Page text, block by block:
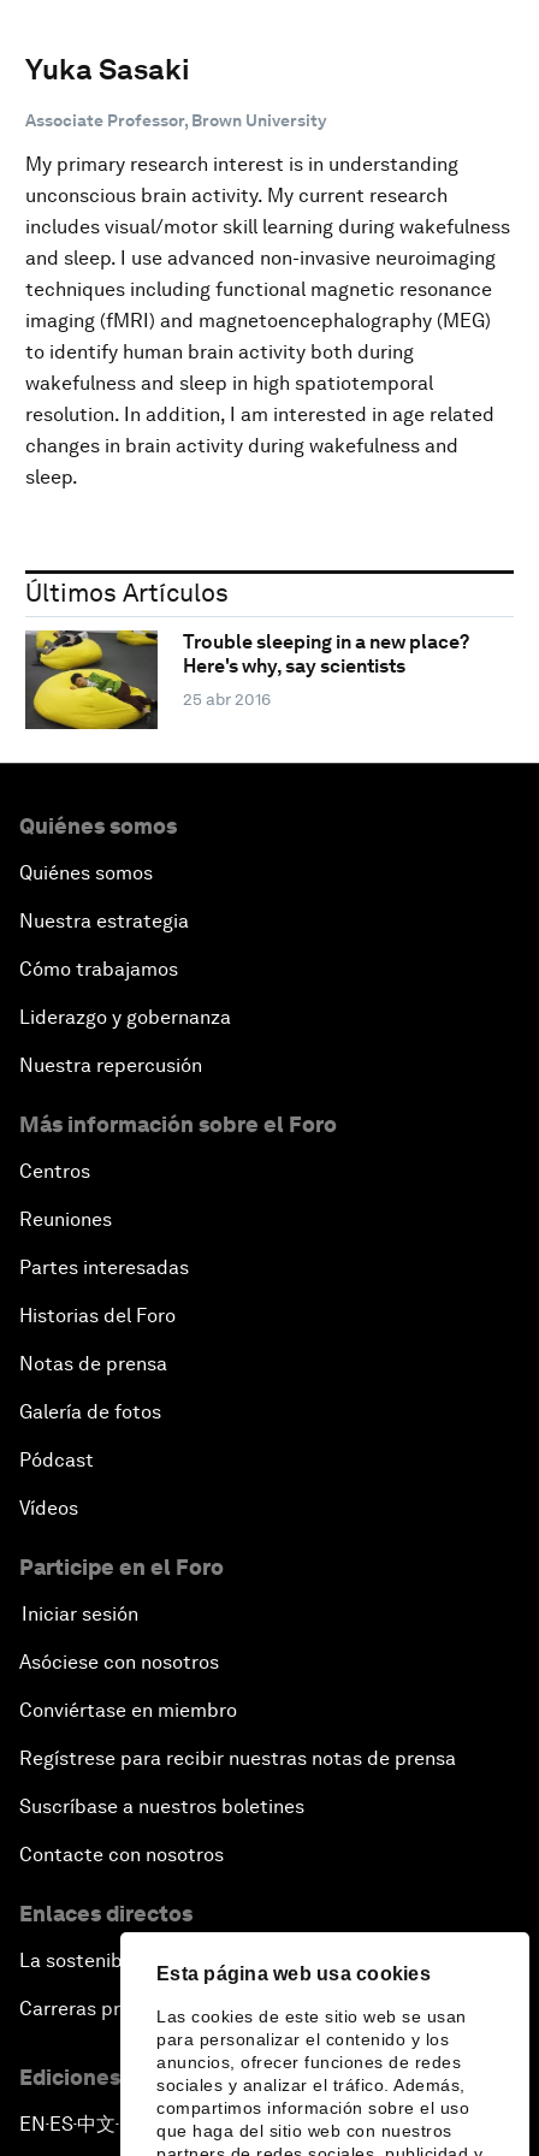
Esta página web usa cookies
Las cookies de este sitio web se usan
para personalizar el contenido y los
anuncios, ofrecer funciones de redes
sociales y analizar el tráfico. Además,
compartimos información sobre el uso
que haga del sitio web con nuestros
Yuka Sasaki
Associate Professor, Brown University
My primary research interest is in understanding
unconscious brain activity. My current research
includes visual/motor skill learning during wakefulness
and sleep. I use advanced non-invasive neuroimaging
techniques including functional magnetic resonance
imaging (fMRI) and magnetoencephalography (MEG)
to identify human brain activity both during
wakefulness and sleep in high spatiotemporal
resolution. In addition, I am interested in age related
changes in brain activity during wakefulness and
sleep.
Últimos Artículos
Trouble sleeping in a new place?
Here's why, say scientists
25 abr 2016
Quiénes somos
Quiénes somos
Nuestra estrategia
Cómo trabajamos
Liderazgo y gobernanza
Nuestra repercusión
Más información sobre el Foro
Centros
Reuniones
Partes interesadas
Historias del Foro
Notas de prensa
Galería de fotos
Pódcast
Vídeos
Participe en el Foro
Iniciar sesión
Asóciese con nosotros
Conviértase en miembro
Regístrese para recibir nuestras notas de prensa
Suscríbase a nuestros boletines
Contacte con nosotros
Enlaces directos
La sostenibilidad en el Foro
Carreras profesionales
Ediciones en otros idiomas
EN ▪ES▪中文▪ 日本語